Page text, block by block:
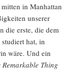
in Man­hat­tan
unse­rer
die ers­te, die dem
hat, in
wäre. Und ein
Thing